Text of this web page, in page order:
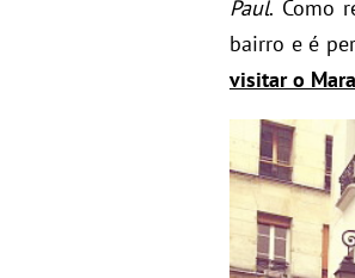
Paul. Como
bairro e é
visitar o